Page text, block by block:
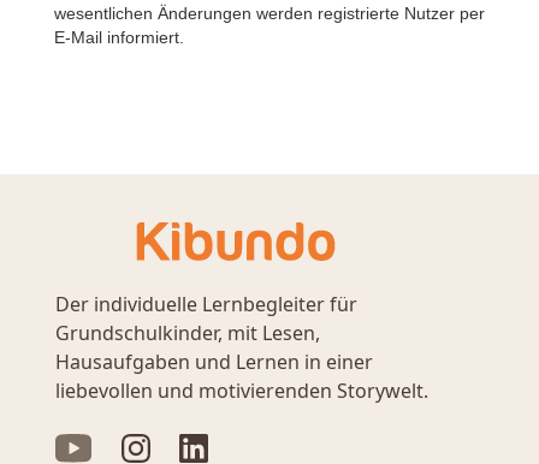
wesentlichen Änderungen werden registrierte Nutzer per
E-Mail informiert.
Der individuelle Lernbegleiter für
Grundschulkinder, mit Lesen,
Hausaufgaben und Lernen in einer
liebevollen und motivierenden Storywelt.